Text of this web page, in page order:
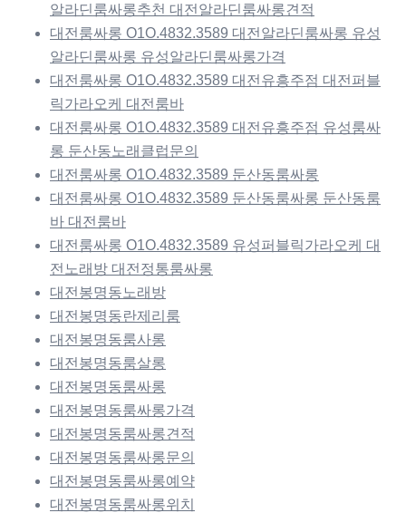
알라딘룸싸롱추천 대전알라딘룸싸롱견적
대전룸싸롱 O1O.4832.3589 대전알라딘룸싸롱 유성
알라딘룸싸롱 유성알라딘룸싸롱가격
대전룸싸롱 O1O.4832.3589 대전유흥주점 대전퍼블
릭가라오케 대전룸바
대전룸싸롱 O1O.4832.3589 대전유흥주점 유성룸싸
롱 둔산동노래클럽문의
대전룸싸롱 O1O.4832.3589 둔산동룸싸롱
대전룸싸롱 O1O.4832.3589 둔산동룸싸롱 둔산동룸
바 대전룸바
대전룸싸롱 O1O.4832.3589 유성퍼블릭가라오케 대
전노래방 대전정통룸싸롱
대전봉명동노래방
대전봉명동란제리룸
대전봉명동룸사롱
대전봉명동룸살롱
대전봉명동룸싸롱
대전봉명동룸싸롱가격
대전봉명동룸싸롱견적
대전봉명동룸싸롱문의
대전봉명동룸싸롱예약
대전봉명동룸싸롱위치